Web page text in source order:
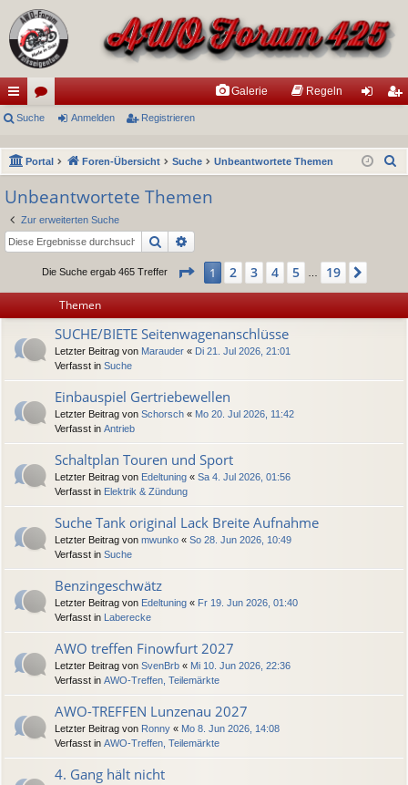
ch
ne
llz
ug
or
en
Galerie Regeln
m
el
ist
rie
Suche Anmelden Registrieren
Portal Foren-Übersicht Suche Unbeantwortete Themen
Unbeantwortete Themen
Zur erweiterten Suche
Suche
Die Suche ergab 465 Treffer Seite 1von 19
1 2 3 4 5 19
Themen
SUCHE/BIETE Seitenwagenanschlüsse
Letzter Beitrag von Marauder « Di 21. Jul 2026, 21:01
Verfasst in Suche
Einbauspiel Gertriebewellen
Letzter Beitrag von Schorsch « Mo 20. Jul 2026, 11:42
Verfasst in Antrieb
Schaltplan Touren und Sport
Letzter Beitrag von Edeltuning « Sa 4. Jul 2026, 01:56
Verfasst in Elektrik & Zündung
Suche Tank original Lack Breite Aufnahme
Letzter Beitrag von mwunko « So 28. Jun 2026, 10:49
Verfasst in Suche
Benzingeschwätz
Letzter Beitrag von Edeltuning « Fr 19. Jun 2026, 01:40
Verfasst in
Laberecke
AWO treffen Finowfurt 2027
Letzter Beitrag von SvenBrb « Mi 10. Jun 2026, 22:36
Verfasst in AWO-Treffen, Teilemärkte
AWO-TREFFEN Lunzenau 2027
Letzter Beitrag von Ronny « Mo 8. Jun 2026, 14:08
Verfasst in AWO-Treffen, Teilemärkte
4. Gang hält nicht